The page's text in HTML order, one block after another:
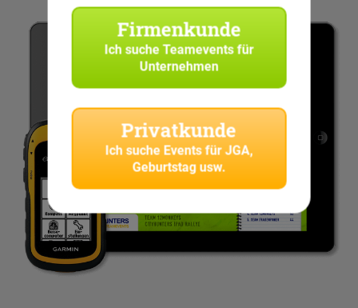
Firmenkunde
Ich sucheTeamevents für
Unternehmen
Privatkunde
Ich suche Events für JGA,
Geburtstag usw.